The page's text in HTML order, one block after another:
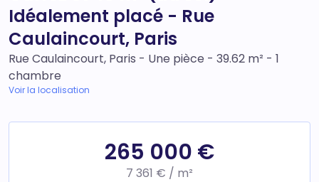
Idéalement placé - Rue
Caulaincourt, Paris
Rue Caulaincourt, Paris - Une pièce - 39.62 m² - 1
chambre
Voir la localisation
265 000 €
7 361 € / m²